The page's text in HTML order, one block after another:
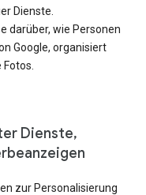
Dienste.
darüber, wie Personen
Google, organisiert
Dienste,
zur Personalisierung